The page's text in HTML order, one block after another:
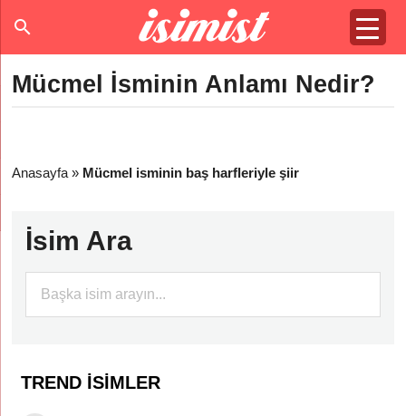
Mücmel İsminin Anlamı Nedir?
Anasayfa » Mücmel isminin baş harfleriyle şiir
İsim Ara
TREND İSIMLER